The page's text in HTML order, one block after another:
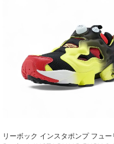
リーボック インスタポンプ フュ